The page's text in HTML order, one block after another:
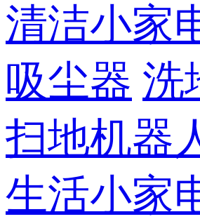
清洁小家
吸尘器 洗
扫地机器
生活小家